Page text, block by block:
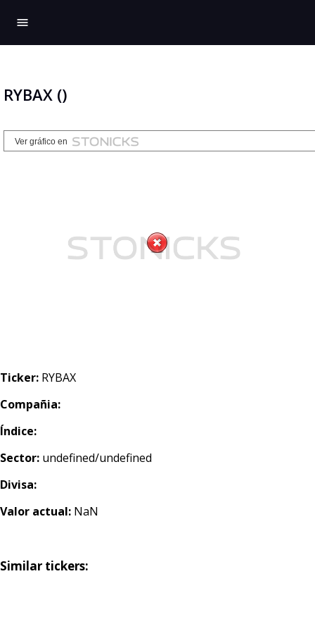
menu
RYBAX ()
Ticker: RYBAX
Compañia:
Índice:
Sector: undefined/undefined
Divisa:
Valor actual: NaN
Similar tickers: